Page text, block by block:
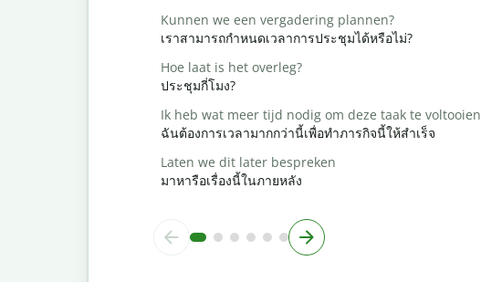
Kunnen we een vergadering plannen?
เราสามารถกำหนดเวลาการประชุมได้หรือไม่?
Hoe laat is het overleg?
ประชุมกี่โมง?
Ik heb wat meer tijd nodig om deze taak te voltooien
ฉันต้องการเวลามากกว่านี้เพื่อทำภารกิจนี้ให้สำเร็จ
Laten we dit later bespreken
มาหารือเรื่องนี้ในภายหลัง